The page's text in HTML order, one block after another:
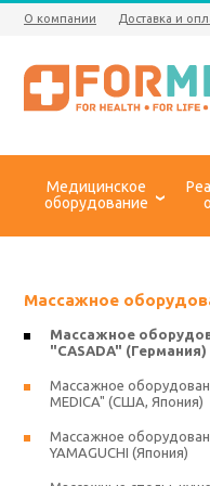
О компании Доставка и
Медицинское
оборудование
Массажное
Массажное
"CASADA" (Германия)
Массажное
MEDICA" (США, Япония)
Массажное
YAMAGUCHI (Япония)